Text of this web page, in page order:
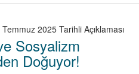
2025 Tarihli Açıklaması
Sosyalizm
Doğuyor!